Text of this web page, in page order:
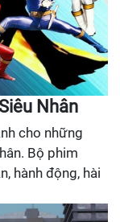
Nhân
cho những
Bộ phim
hành động, hài